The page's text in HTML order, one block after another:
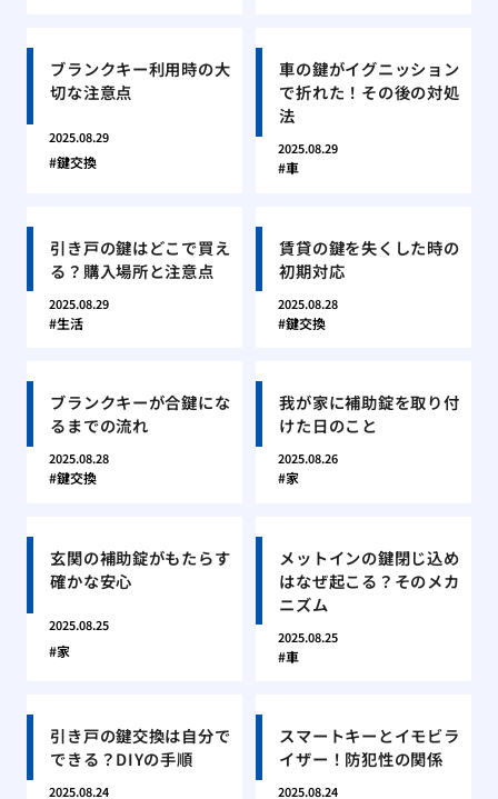
ブランクキー利用時の大
切な注意点
2025.08.29
鍵交換
車の鍵がイグニッション
で折れた！その後の対処
法
2025.08.29
車
引き戸の鍵はどこで買え
る？購入場所と注意点
2025.08.29
生活
賃貸の鍵を失くした時の
初期対応
2025.08.28
鍵交換
ブランクキーが合鍵にな
るまでの流れ
2025.08.28
鍵交換
我が家に補助錠を取り付
けた日のこと
2025.08.26
家
玄関の補助錠がもたらす
確かな安心
2025.08.25
家
メットインの鍵閉じ込め
はなぜ起こる？そのメカ
ニズム
2025.08.25
車
引き戸の鍵交換は自分で
できる？DIYの手順
2025.08.24
スマートキーとイモビラ
イザー！防犯性の関係
2025.08.24